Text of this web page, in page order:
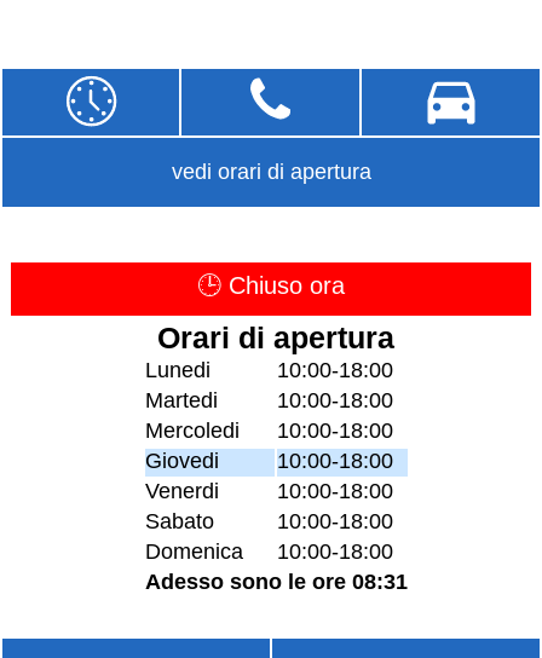
vedi orari di apertura
🕒 Chiuso ora
Orari di apertura
Lunedi
10:00-18:00
Martedi
10:00-18:00
Mercoledi
10:00-18:00
Giovedi
10:00-18:00
Venerdi
10:00-18:00
Sabato
10:00-18:00
Domenica
10:00-18:00
Adesso sono le ore 08:31